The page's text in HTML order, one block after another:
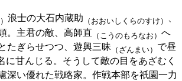
浪士の大石内蔵助 （おおいしくらのすけ）
、
。主君の敵、高師直 （こうのもろなお） へ
たぎらせつつ、遊興三昧 （ざんまい） で昼
に甘んじる。そうして敵の目をあざむく
深い優れた戦略家。作戦本部を祇園一力